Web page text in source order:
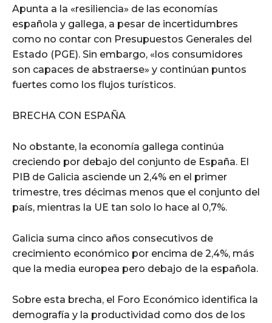
Apunta a la «resiliencia» de las economías
española y gallega, a pesar de incertidumbres
como no contar con Presupuestos Generales del
Estado (PGE). Sin embargo, «los consumidores
son capaces de abstraerse» y continúan puntos
fuertes como los flujos turísticos.
BRECHA CON ESPAÑA
No obstante, la economía gallega continúa
creciendo por debajo del conjunto de España. El
PIB de Galicia asciende un 2,4% en el primer
trimestre, tres décimas menos que el conjunto del
país, mientras la UE tan solo lo hace al 0,7%.
Galicia suma cinco años consecutivos de
crecimiento económico por encima de 2,4%, más
que la media europea pero debajo de la española.
Sobre esta brecha, el Foro Económico identifica la
demografía y la productividad como dos de los